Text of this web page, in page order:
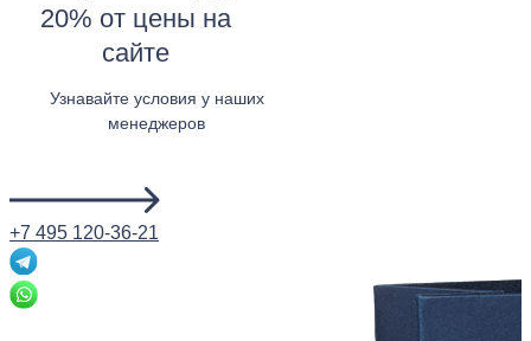
20% от цены на
сайте
Узнавайте условия у наших
менеджеров
+7 495 120-36-21